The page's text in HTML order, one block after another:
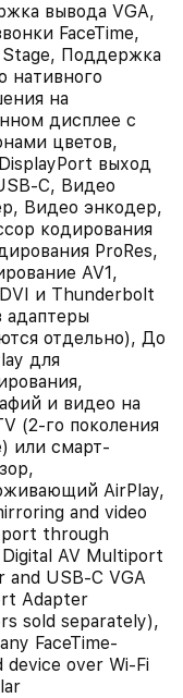
вывода VGA,
FaceTime,
Поддержка
нативного
на
дисплее с
цветов,
выход
C, Видео
Видео энкодер,
кодирования
ProRes,
AV1,
и Thunderbolt
адаптеры
отдельно), До
для
и видео на
(2-го поколения
или смарт-
AirPlay,
and video
through
Digital AV Multiport
and USB‑C VGA
Adapter
sold separately),
FaceTime-
device over Wi-Fi